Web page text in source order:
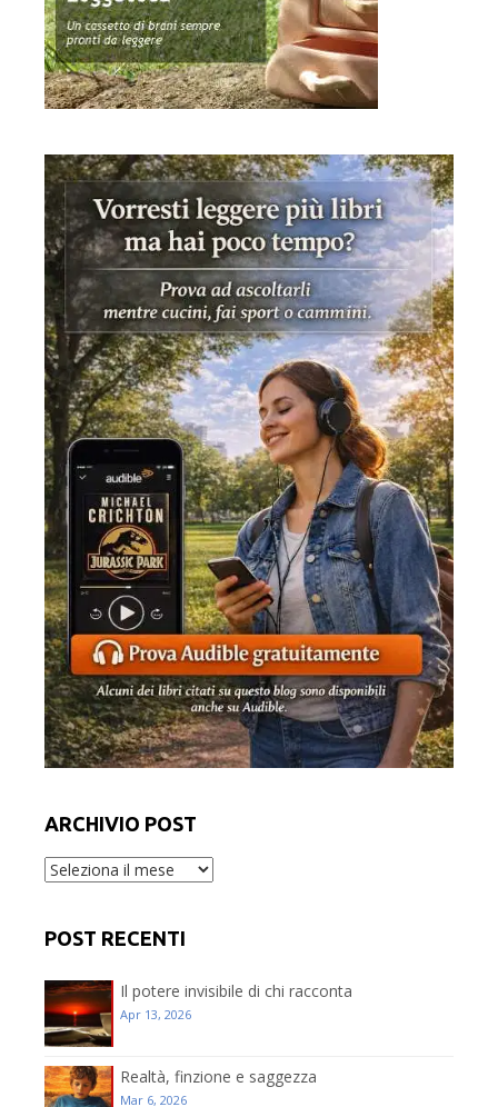
ARCHIVIO POST
Archivio
post
POST RECENTI
Il potere invisibile di chi racconta
Apr 13, 2026
Realtà, finzione e saggezza
Mar 6, 2026